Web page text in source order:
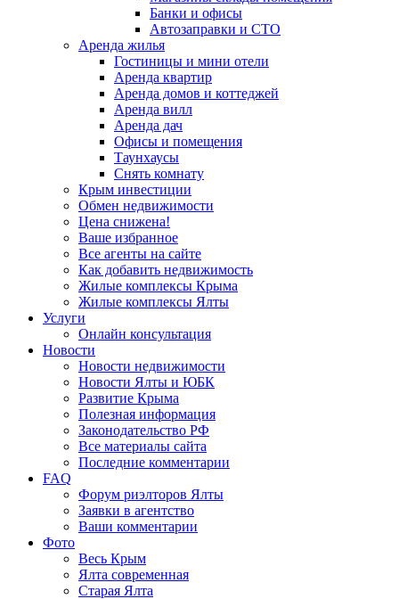
Банки и офисы
Автозаправки и СТО
Аренда жилья
Гостиницы и мини отели
Аренда квартир
Аренда домов и коттеджей
Аренда вилл
Аренда дач
Офисы и помещения
Таунхаусы
Снять комнату
Крым инвестиции
Обмен недвижимости
Цена снижена!
Ваше избранное
Все агенты на сайте
Как добавить недвижимость
Жилые комплексы Крыма
Жилые комплексы Ялты
Услуги
Онлайн консультация
Новости
Новости недвижимости
Новости Ялты и ЮБК
Развитие Крыма
Полезная информация
Законодательство РФ
Все материалы сайта
Последние комментарии
FAQ
Форум риэлторов Ялты
Заявки в агентство
Ваши комментарии
Фото
Весь Крым
Ялта современная
Старая Ялта